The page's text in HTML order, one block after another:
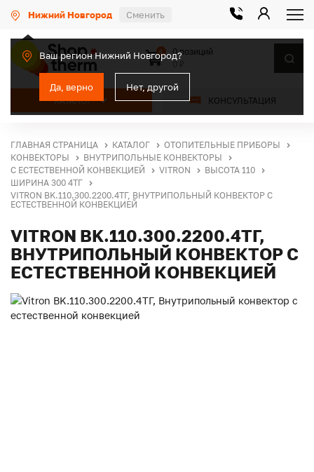
Нижний Новгород Сменить
Ваш регион Нижний Новгород?
Да, верно Нет, другой
КАТАЛОГ КОНСУЛЬТАЦИЯ
0
0 позиций
ГЛАВНАЯ СТРАНИЦА КАТАЛОГ
ОТОПИТЕЛЬНЫЕ ПРИБОРЫ
КОНВЕКТОРЫ
ВНУТРИПОЛЬНЫЕ КОНВЕКТОРЫ
С ЕСТЕСТВЕННОЙ КОНВЕКЦИЕЙ
VITRON
ВЫСОТА 110
ШИРИНА 300 4ТГ
VITRON BK.110.300.2200.4ТГ, ВНУТРИПОЛЬНЫЙ КОНВЕКТОР С
ЕСТЕСТВЕННОЙ КОНВЕКЦИЕЙ
VITRON BK.110.300.2200.4ТГ,
ВНУТРИПОЛЬНЫЙ КОНВЕКТОР С
ЕСТЕСТВЕННОЙ КОНВЕКЦИЕЙ